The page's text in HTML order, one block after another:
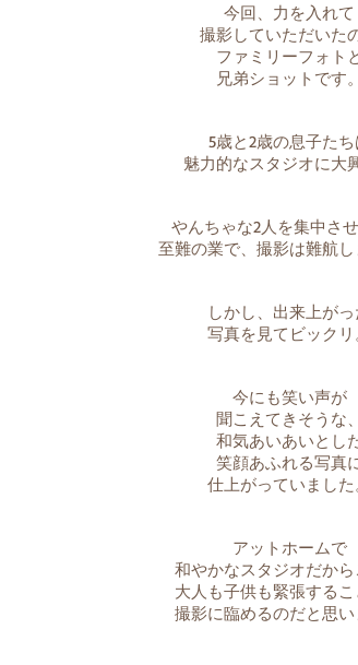
今回、力を入れて
撮影していただいた
ファミリーフォト
兄弟ショットです。
5歳と2歳の息子たち
魅力的なスタジオに大
やんちゃな2人を集中さ
至難の業で、撮影は難航し
しかし、出来上がっ
写真を見て ビックリ
今にも笑い声が
聞こえてきそうな、
和気あいあいとし
笑顔あふれる写真
仕上がっていました
アットホームで
和やかなスタジオだから
大人も子供も緊張するこ
撮影に臨めるのだと思い